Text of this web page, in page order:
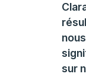
sur